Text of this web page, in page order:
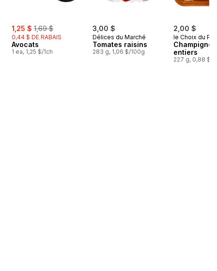
sale:
1,25 $ , formerly:
1,69 $
0,44 $ DE RABAIS
Avocats
1 ea, 1,25 $/1ch
3,00 $
Délices du Marché
Tomates raisins
283 g, 1,06 $/100g
2,00 $
le Choix du
entiers
227 g, 0,88 $/